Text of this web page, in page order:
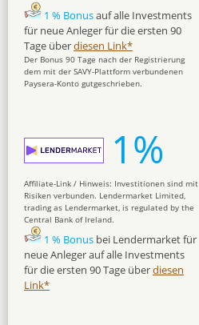
1 % Bonusauf alle Investments
für neue Anleger für die ersten 90
Tage überdiesen Link*
Der Bonus 90 Tage nach der Registrierung
dem mit der SAVY-Plattform verbundenen
Paysera-Konto gutgeschrieben.
1%
Affiliate-Link / Hinweis: Investitionen sind mit
Risiken verbunden. Lendermarket Limited,
trading as Lendermarket, is regulated by the
Central Bank of Ireland.
1 % Bonus bei Lendermarket für
neue Anleger auf alle Investments
für die ersten 90 Tage überdiesen
Link*